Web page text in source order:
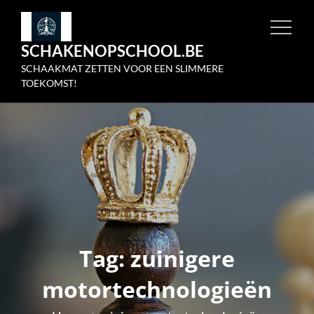
Skip
contentSCHAKENOPSCHOOL.BE
SCHAAKMAT ZETTEN VOOR EEN SLIMMERE
TOEKOMST!
Tag:zuinigere
motortechnologieën